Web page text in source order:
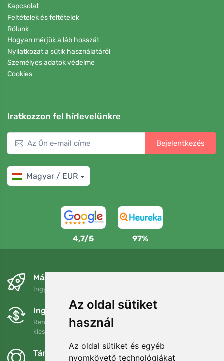
Az oldal sütiket
használ
Az oldal sütiket és egyéb
nyomkövető technológiákat
Kapcsolat
Feltételek és feltételek
Rólunk
Hogyan mérjük a láb hosszát
Nyilatkozat a sütik használatáról
Személyes adatok védelme
Cookies
Iratkozzon fel hírlevelünkre
Bejelentkezés
Magyar / EUR
4,7/5 97%
Másnapra és ingyenesen
Ingyenes szállítás a következő összeg felett: 80 EUR
Ingyenes csere és visszaküldés
Rendelését 90 napon belül bármikor visszaküldheti vagy
kicserélheti.
Támogatjuk a Trees.org-ot